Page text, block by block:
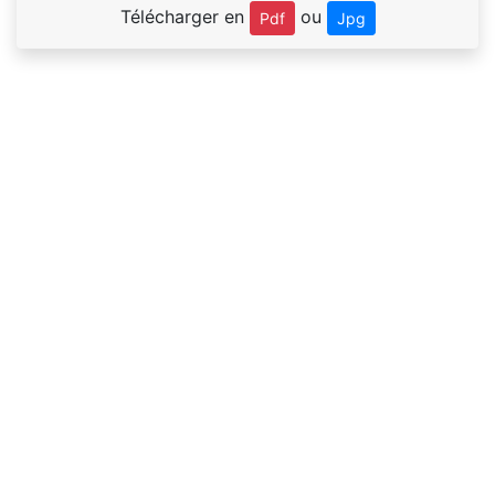
Télécharger en Pdf ou Jpg